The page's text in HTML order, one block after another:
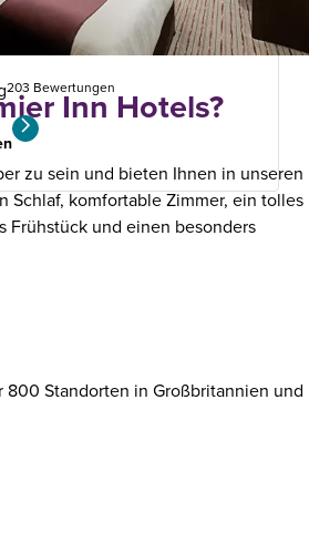
Ihrer
Suche
203 Bewertungen
Inn Hotels?
zu sein und bieten Ihnen in unseren
Schlaf, komfortable Zimmer, ein tolles
Frühstück und einen besonders
800 Standorten in Großbritannien und